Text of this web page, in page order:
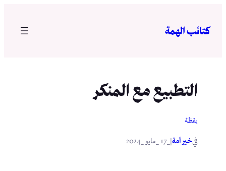
المحتوى
كتائب الهمة
التطبيع مع المنكر
يقظة
فيخير أمة